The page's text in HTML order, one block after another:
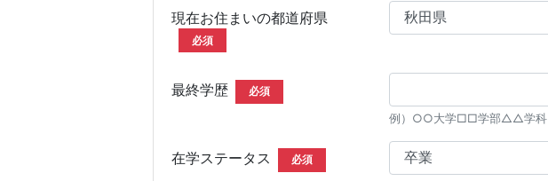
現在お住まいの都道府県
必須
最終学歴 必須
例）○○大学□□学部△△学科
在学ステータス 必須